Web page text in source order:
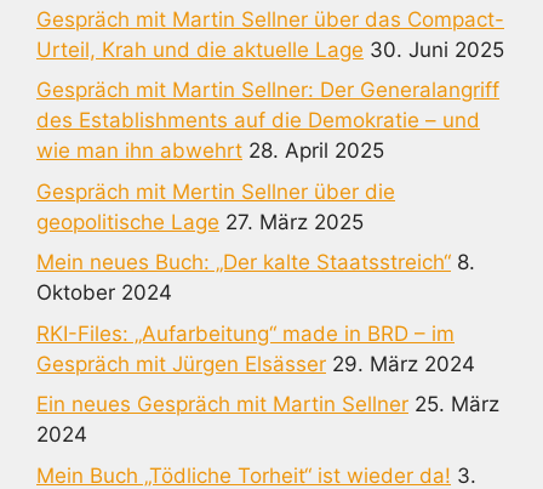
Gespräch mit Martin Sellner über das Compact-
Urteil, Krah und die aktuelle Lage 30. Juni 2025
Gespräch mit Martin Sellner: Der Generalangriff
des Establishments auf die Demokratie – und
wie man ihn abwehrt 28. April 2025
Gespräch mit Mertin Sellner über die
geopolitische Lage 27. März 2025
Mein neues Buch: „Der kalte Staatsstreich“ 8.
Oktober 2024
RKI-Files: „Aufarbeitung“ made in BRD – im
Gespräch mit Jürgen Elsässer 29. März 2024
Ein neues Gespräch mit Martin Sellner 25. März
2024
Mein Buch „Tödliche Torheit“ ist wieder da! 3.